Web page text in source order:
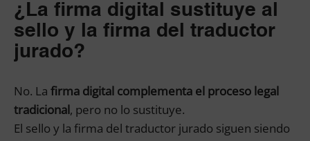
¿La firma digital sustituye al
sello y la firma del traductor
jurado?
No. La firma digital complementa el proceso legal
tradicional, pero no lo sustituye.
El sello y la firma del traductor jurado siguen siendo